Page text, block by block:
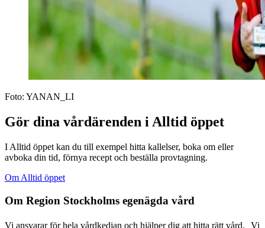
Foto: YANAN_LI
Gör dina vårdärenden i Alltid öppet
I Alltid öppet kan du till exempel hitta kallelser, boka om eller
avboka din tid, förnya recept och beställa provtagning.
Om Alltid öppet
Om Region Stockholms egenägda vård
Vi ansvarar för hela vårdkedjan och hjälper dig att hitta rätt vård. Vi